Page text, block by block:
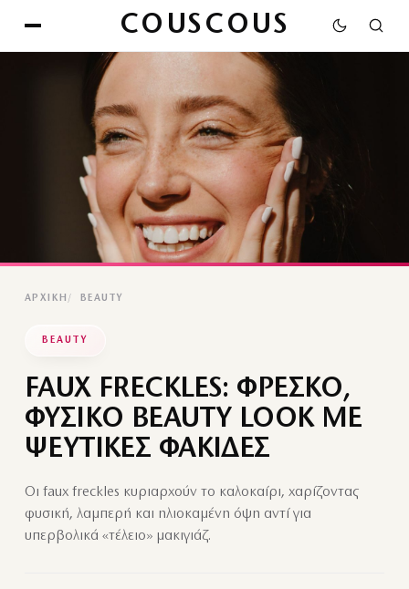
COUSCOUS
ΑΡΧΙΚΉ BEAUTY
BEAUTY
FAUX FRECKLES: ΦΡΕΣΚΟ,
ΦΥΣΙΚΟ BEAUTY LOOK ΜΕ
ΨΕΥΤΙΚΕΣ ΦΑΚΙΔΕΣ
Οι faux freckles κυριαρχούν το καλοκαίρι, χαρίζοντας
φυσική, λαμπερή και ηλιοκαμένη όψη αντί για
υπερβολικά «τέλειο» μακιγιάζ.